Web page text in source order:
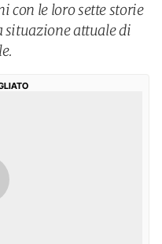
con le loro sette storie
situazione attuale di